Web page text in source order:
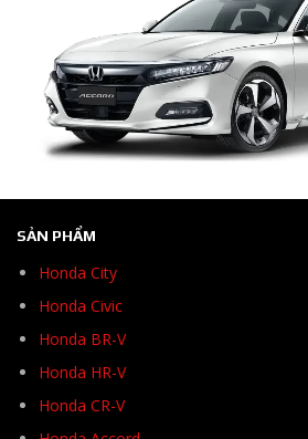
SẢN PHẨM
Honda City
Honda Civic
Honda BR-V
Honda HR-V
Honda CR-V